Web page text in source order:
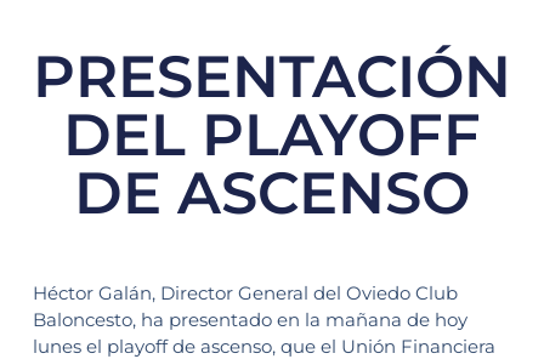
PRESENTACIÓN
DEL PLAYOFF
DE ASCENSO
Héctor Galán, Director General del Oviedo Club
Baloncesto, ha presentado en la mañana de hoy
lunes el playoff de ascenso, que el Unión Financiera